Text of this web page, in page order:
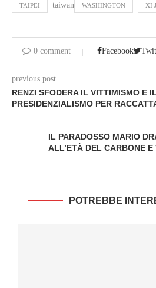
TAIPEI taiwan WASHINGTON XI
0 comment Facebook
previous post
RENZI SFODERA IL VITTIMISMO E
PRESIDENZIALISMO PER
IL PARADOSSO MARIO
ALL’ETÀ DEL CARBONE
POTREBBE